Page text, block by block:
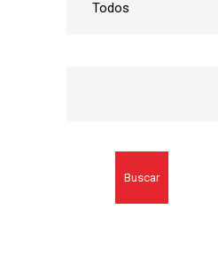
Buscar